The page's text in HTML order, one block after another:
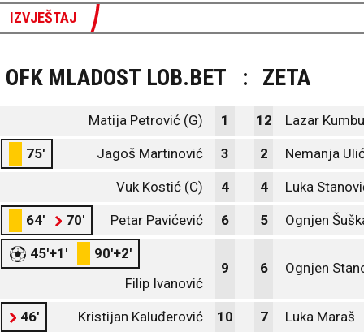
IZVJEŠTAJ
OFK MLADOST LOB.BET : ZETA
Matija Petrović (G) 1 12 Lazar
75' Jagoš Martinović 3 2 Nemanja
Vuk Kostić (C) 4 4 Luka
64' 70' Petar Pavićević 6 5 Ognjen
45'+1'
90'+2'
Filip Ivanović
9 6 Ognjen
46' Kristijan Kaluđerović 10 7 Luka Maraš